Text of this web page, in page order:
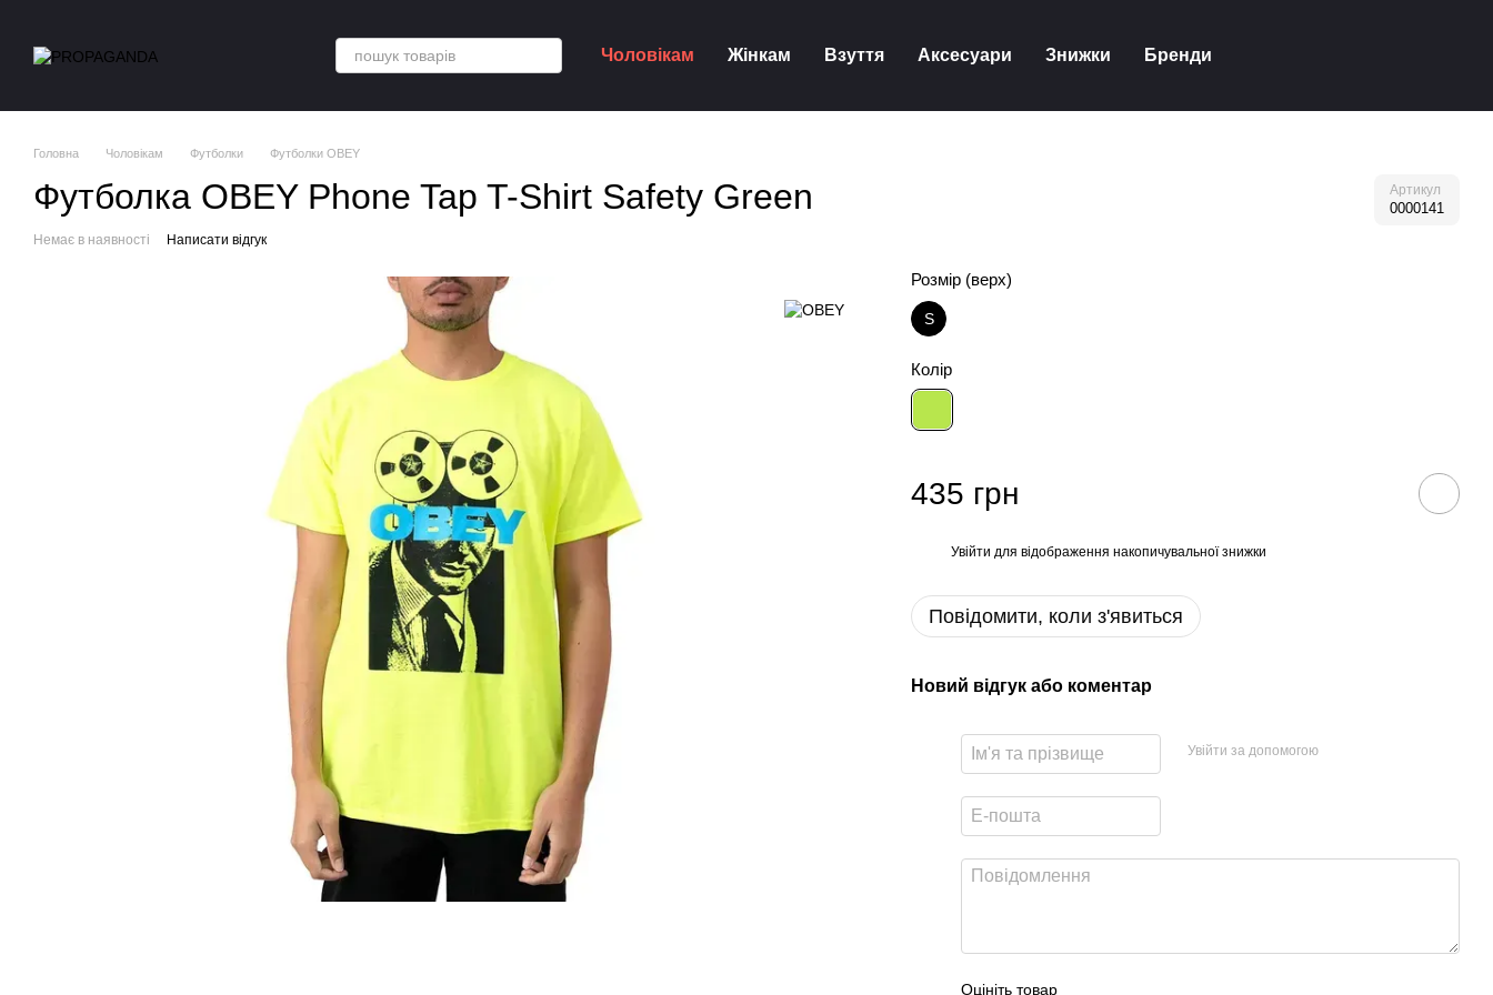
Чоловікам Жінкам Взуття Аксесуари Знижки Бренди
Головна Чоловікам Футболки Футболки OBEY
Футболка OBEY Phone Tap T-Shirt Safety Green Артикул
0000141
Немає в наявності Написати відгук
Розмір (верх)
S
Колір
435 грн
Увійти для відображення накопичувальної знижки
Повідомити, коли з'явиться
Новий відгук або коментар
Увійти за допомогою
Оцініть товар